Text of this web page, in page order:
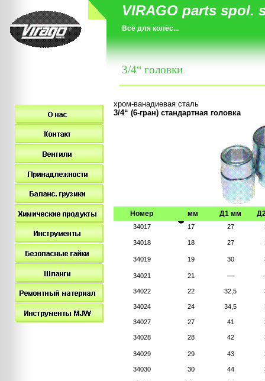
VIRAGO parts spol.
Bcё для колёс...
3/4“ головки
хром-ванадиевая сталь
3/4“ (6-гран) стандартная головка
Номер мм Д1 мм Д
34017 17 27
34018 18 27
34019 19 30
34021 21 —
34022 22 32,5
34024 24 34,5
34027 27 41
34028 28 42
34029 29 43
34030 30 44